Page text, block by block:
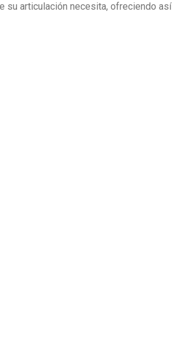
su articulación necesita, ofreciendo así